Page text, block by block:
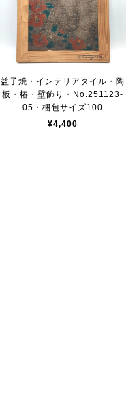
益子焼・インテリアタイル・陶
板・椿・壁飾り・No.251123-
05・梱包サイズ100
¥4,400